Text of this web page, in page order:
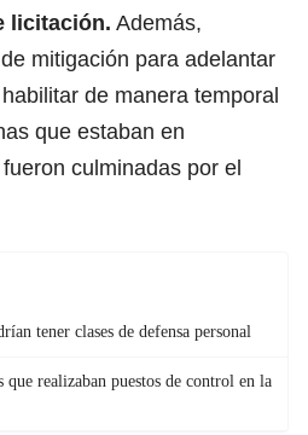
licitación. Además,
mitigación para adelantar
de manera temporal
que estaban en
culminadas por el
tener clases de defensa personal
que realizaban puestos de control en la